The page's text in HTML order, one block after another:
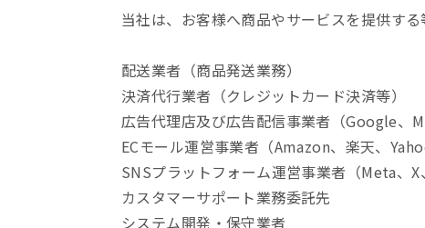
当社は、お客様へ商品やサービスを提供す
配送業者（商品発送業務）
決済代行業者（クレジットカード決済等）
広告代理店及び広告配信事業者（Google、
ECモール運営事業者（Amazon、楽天、
SNSプラットフォーム運営事業者（Meta、X
カスタマーサポート業務委託先
システム開発・保守業者